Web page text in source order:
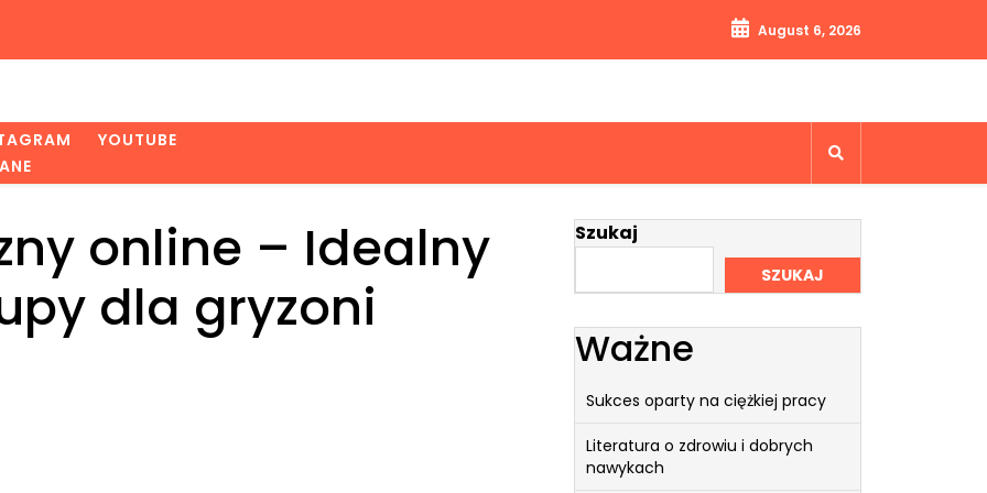
August 6, 2026
YOUTUBE
online – Idealny
dla gryzoni
Szukaj
SZUKAJ
Ważne
Sukces oparty na ciężkiej pracy
Literatura o zdrowiu i dobrych
nawykach